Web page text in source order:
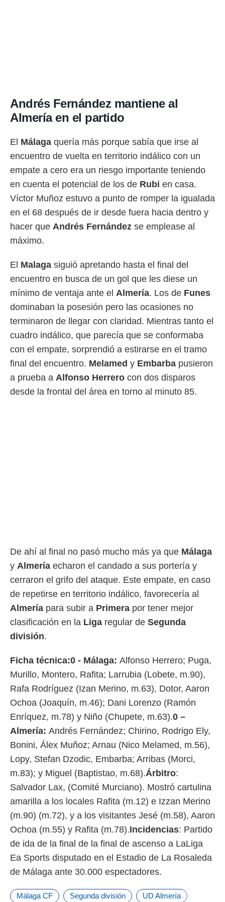
Andrés Fernández mantiene al
Almería en el partido
El Málaga quería más porque sabía que irse al
encuentro de vuelta en territorio indálico con un
empate a cero era un riesgo importante teniendo
en cuenta el potencial de los de Rubi en casa.
Víctor Muñoz estuvo a punto de romper la igualada
en el 68 después de ir desde fuera hacia dentro y
hacer que Andrés Fernández se emplease al
máximo.
El Malaga siguió apretando hasta el final del
encuentro en busca de un gol que les diese un
mínimo de ventaja ante el Almería. Los de Funes
dominaban la posesión pero las ocasiones no
terminaron de llegar con claridad. Mientras tanto el
cuadro indálico, que parecía que se conformaba
con el empate, sorprendió a estirarse en el tramo
final del encuentro. Melamed y Embarba pusieron
a prueba a Alfonso Herrero con dos disparos
desde la frontal del área en torno al minuto 85.
De ahí al final no pasó mucho más ya que Málaga
y Almería echaron el candado a sus portería y
cerraron el grifo del ataque. Este empate, en caso
de repetirse en territorio indálico, favorecería al
Almería para subir a Primera por tener mejor
clasificación en la Liga regular de Segunda
división.
Ficha técnica:0 - Málaga: Alfonso Herrero; Puga,
Murillo, Montero, Rafita; Larrubia (Lobete, m.90),
Rafa Rodríguez (Izan Merino, m.63), Dotor, Aaron
Ochoa (Joaquín, m.46); Dani Lorenzo (Ramón
Enríquez, m.78) y Niño (Chupete, m.63).0 –
Almería: Andrés Fernández; Chirino, Rodrigo Ely,
Bonini, Álex Muñoz; Arnau (Nico Melamed, m.56),
Lopy, Stefan Dzodic, Embarba; Arribas (Morci,
m.83); y Miguel (Baptistao, m.68).Árbitro:
Salvador Lax, (Comité Murciano). Mostró cartulina
amarilla a los locales Rafita (m.12) e Izzan Merino
(m.90) (m.72), y a los visitantes Jesé (m.58), Aaron
Ochoa (m.55) y Rafita (m.78).Incidencias: Partido
de ida de la final de la final de ascenso a LaLiga
Ea Sports disputado en el Estadio de La Rosaleda
de Málaga ante 30.000 espectadores.
Málaga CF Segunda división UD Almería